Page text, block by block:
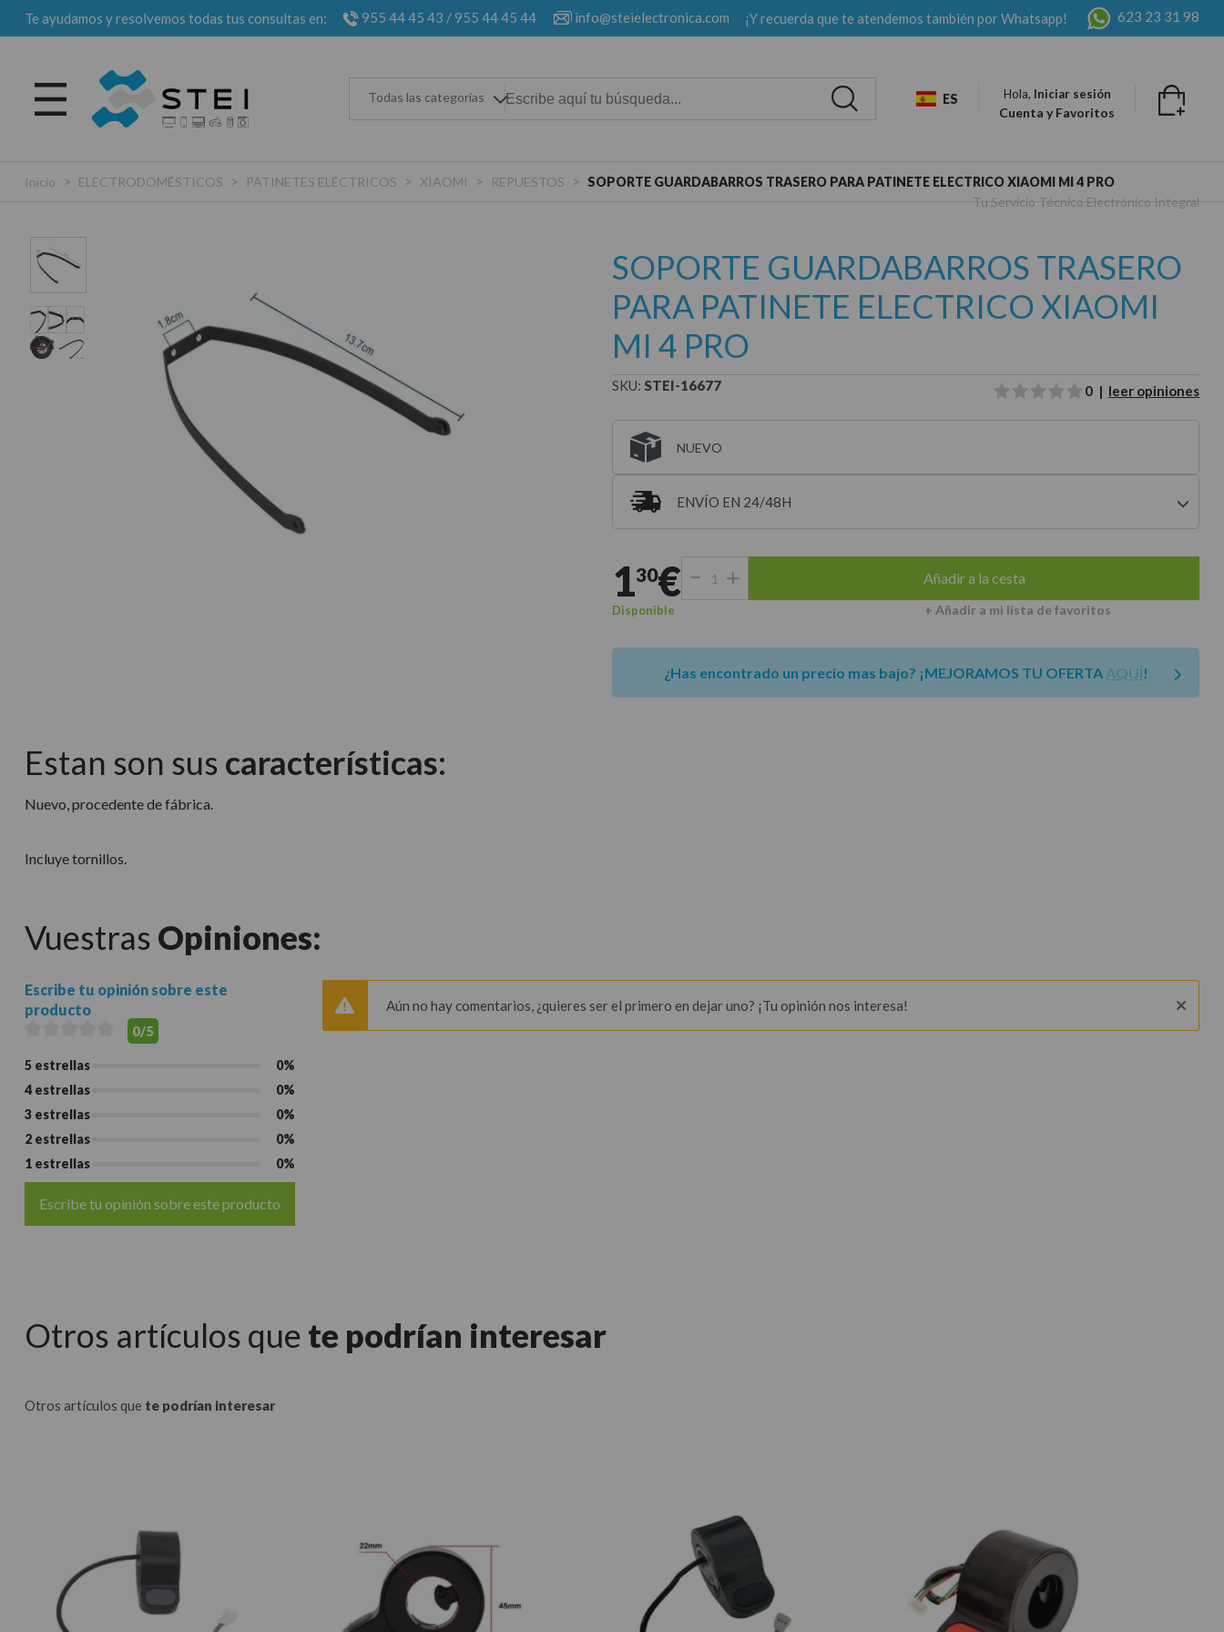
Te ayudamos y resolvemos todas tus consultas en: 955 44 45 43 /955 44 45 44 info@steielectronica.com ¡Y recuerda que te atendemos también por Whatsapp! 623 23 31 98
Todas las categorias ES Hola, Iniciar sesión
Cuenta y Favoritos
Inicio > ELECTRODOMÉSTICOS > PATINETES ELÉCTRICOS > XIAOMI > REPUESTOS > SOPORTE GUARDABARROS TRASERO PARA PATINETE ELECTRICO XIAOMI MI 4 PRO
Tu Servicio Técnico Electrónico Integral
SOPORTE GUARDABARROS TRASERO
PARA PATINETE ELECTRICO XIAOMI
MI 4 PRO
SKU: STEI-16677 0 | leer opiniones
NUEVO
ENVÍO EN 24/48H
130€ Añadir a la cesta
Disponible + Añadir a mi lista de favoritos
¿Has encontrado un precio mas bajo? ¡MEJORAMOS TU OFERTA AQUÍ!
Estan son sus características:
Nuevo, procedente de fábrica.
Incluye tornillos.
Vuestras Opiniones:
Escribe tu opinión sobre este
producto
0/5
5 estrellas
0%
4 estrellas
0%
3 estrellas
0%
2 estrellas
0%
1 estrellas
0%
Escribe tu opinión sobre este producto
Aún no hay comentarios, ¿quieres ser el primero en dejar uno? ¡Tu opinión nos interesa!
Otros artículos que te podrían interesar
Otros artículos que te podrían interesar